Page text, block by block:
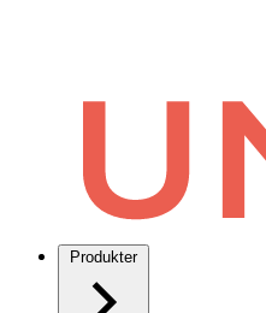
Produkter